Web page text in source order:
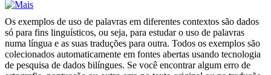
Os exemplos de uso de palavras em diferentes contextos são dados
só para fins linguísticos, ou seja, para estudar o uso de palavras
numa língua e as suas traduções para outra. Todos os exemplos são
colecionados automaticamente em fontes abertas usando tecnologia
de pesquisa de dados bilíngues. Se você encontrar algum erro de